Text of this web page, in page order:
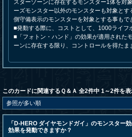
スターゾーンに存在するモンスター1体を対
ーズモンスター以外のモンスターも対象と
側守備表示のモンスターを対象とする事もで
■発動する際に、コストとして、1000ライフ
■「フォトン・ハンド」の効果が適用された
ーンに存在する限り、コントロールを得たま
このカードに関連するＱ＆Ａ 全2件中 1～2件を
「D-HERO ダイヤモンドガイ」のモンスター
効果を発動できますか？